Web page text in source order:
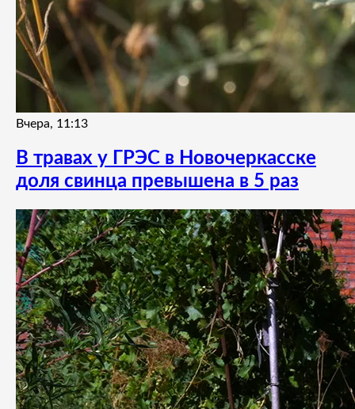
Вчера, 11:13
В травах у ГРЭС в Новочеркасске
доля свинца превышена в 5 раз